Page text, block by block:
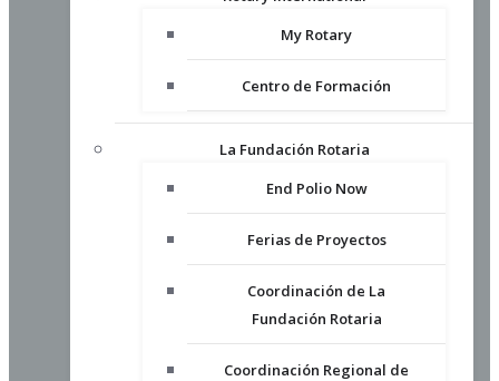
My Rotary
Centro de Formación
La Fundación Rotaria
End Polio Now
Ferias de Proyectos
Coordinación de La
Fundación Rotaria
Coordinación Regional de